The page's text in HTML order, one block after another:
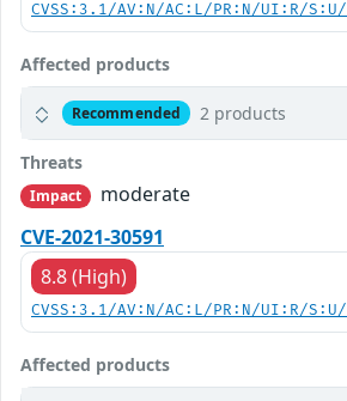
CVSS:3.1/AV:N/AC:L/PR:N/UI:R/
Affected products
Recommended 2 products
Threats
Impact
moderate
CVE-2021-30591
8.8 (High)
CVSS:3.1/AV:N/AC:L/PR:N/UI:R/
Affected products